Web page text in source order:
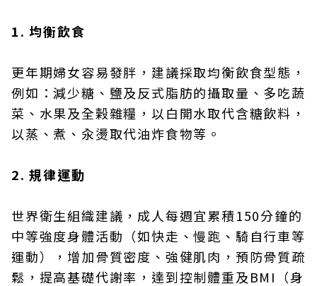
1. 均衡飲食
更年期婦女容易發胖，建議採取均衡飲食型態，
例如：減少糖、鹽及反式脂肪的攝取量、多吃蔬
菜、水果及全榖雜糧，以白開水取代含糖飲料，
以蒸、煮、汆燙取代油炸食物等。
2. 規律運動
世界衛生組織建議，成人每週宜累積150分鐘的
中等強度身體活動（如快走、慢跑、騎自行車等
運動），增加骨質密度、強健肌肉，預防骨質疏
鬆，提高基礎代謝率，達到控制體重及BMI（身